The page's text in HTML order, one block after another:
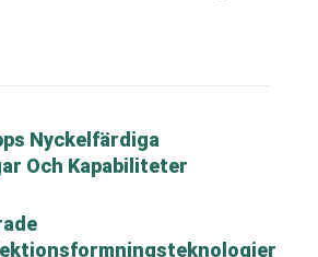
Och Stabilitet Vid
Nyckelfärdiga
Och Kapabiliteter